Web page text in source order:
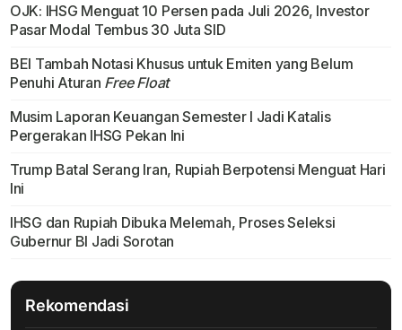
OJK: IHSG Menguat 10 Persen pada Juli 2026, Investor
Pasar Modal Tembus 30 Juta SID
BEI Tambah Notasi Khusus untuk Emiten yang Belum
Penuhi Aturan Free Float
Musim Laporan Keuangan Semester I Jadi Katalis
Pergerakan IHSG Pekan Ini
Trump Batal Serang Iran, Rupiah Berpotensi Menguat Hari
Ini
IHSG dan Rupiah Dibuka Melemah, Proses Seleksi
Gubernur BI Jadi Sorotan
Rekomendasi